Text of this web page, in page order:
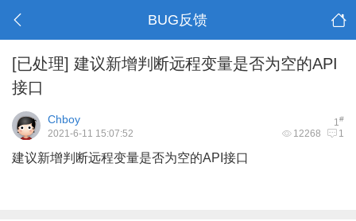
BUG反馈
[已处理] 建议新增判断远程变量是否为空的API
接口
1#
Chboy
12268 1
2021-6-11 15:07:52
建议新增判断远程变量是否为空的API接口